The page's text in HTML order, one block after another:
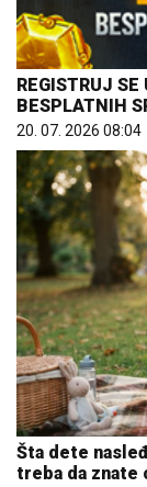
REGISTRUJ
BESPLATNIH
20. 07. 2026 08:04
Šta dete
treba da znate